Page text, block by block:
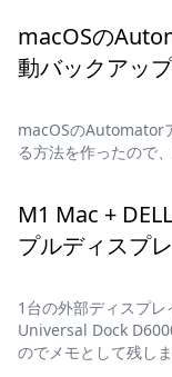
macOSの
動バックアッ
macOSのAutomator
る方法を作ったので
M1 Mac +
プルディスプ
1台の外部ディスプ
Universal Dock
のでメモとして残しま